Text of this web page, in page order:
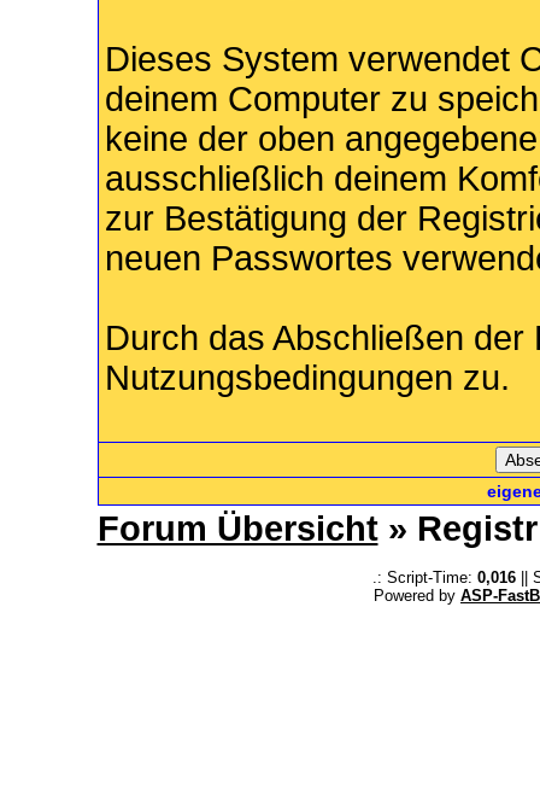
Dieses System verwendet
deinem Computer zu
keine der oben
ausschließlich deinem
zur Bestätigung der
neuen Passwortes
Durch das Abschließen
Nutzungsbedingungen zu.
Forum Übersicht»
.: Script-Time: 0,016||
Powered by ASP-